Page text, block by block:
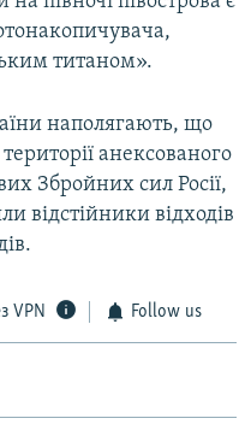
титаном».
наполягають, що
анексованого
Збройних сил Росії,
відстійники відходів
VPN Follow us